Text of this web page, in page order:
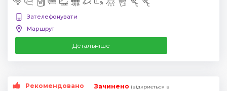
Зателефонувати
Маршрут
Детальніше
Рекомендовано Зачинено (відкриється в